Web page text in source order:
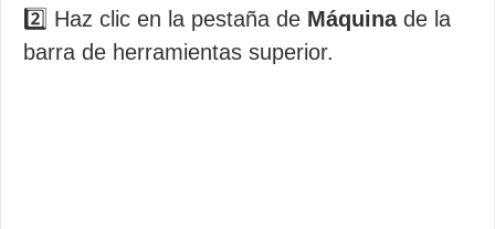
2️⃣ Haz clic en la pestaña de Máquinade la
barra de herramientas superior.